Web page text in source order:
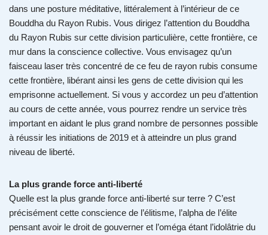
dans une posture méditative, littéralement à l’intérieur de ce
Bouddha du Rayon Rubis. Vous dirigez l’attention du Bouddha
du Rayon Rubis sur cette division particulière, cette frontière, ce
mur dans la conscience collective. Vous envisagez qu’un
faisceau laser très concentré de ce feu de rayon rubis consume
cette frontière, libérant ainsi les gens de cette division qui les
emprisonne actuellement. Si vous y accordez un peu d’attention
au cours de cette année, vous pourrez rendre un service très
important en aidant le plus grand nombre de personnes possible
à réussir les initiations de 2019 et à atteindre un plus grand
niveau de liberté.
La plus grande force anti-liberté
Quelle est la plus grande force anti-liberté sur terre ? C’est
précisément cette conscience de l’élitisme, l’alpha de l’élite
pensant avoir le droit de gouverner et l’oméga étant l’idolâtrie du